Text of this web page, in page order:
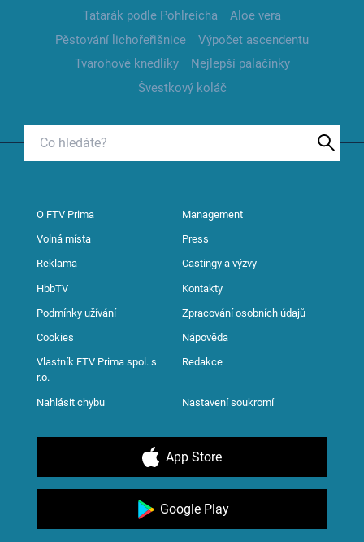
Tatarák podle Pohlreicha
Aloe vera
Pěstování lichořeřišnice
Výpočet ascendentu
Tvarohové knedlíky
Nejlepší palačinky
Švestkový koláč
O FTV Prima Management
Volná místa Press
Reklama Castingy a výzvy
HbbTV Kontakty
Podmínky užívání Zpracování osobních údajů
Cookies Nápověda
Vlastník FTV Prima spol. s
r.o.
Redakce
Nahlásit chybu Nastavení soukromí
App Store
Google Play